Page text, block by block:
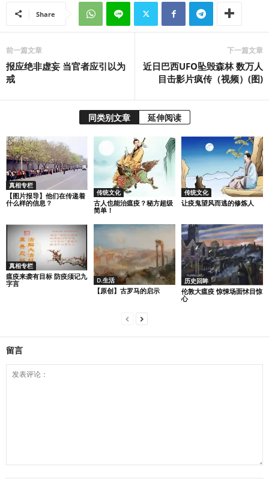
Share
前一篇文章
报应绝非虚妄 当官者应引以为
戒
下一篇文章
近日巴西UFO坠毁森林 数万人
目击影片疯传（视频）(图)
同类别文章 延伸阅读
真相专栏
【图片报导】他们在传递着
什么样的信息？
传统文化
古人也能治瘟疫？秘方超级
简单！
传统文化
让疫鬼望风而逃的修炼人
真相专栏
瘟疫来袭有目标 防疫须记九
字言
D.生活
【原创】古罗马的启示
历史回眸
伦敦大瘟疫 惊悚场面怵目惊
心
留言